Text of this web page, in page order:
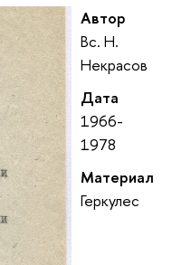
Автор
Вс. Н.
Некрасов
Дата
1966-
1978
Материал
Геркулес